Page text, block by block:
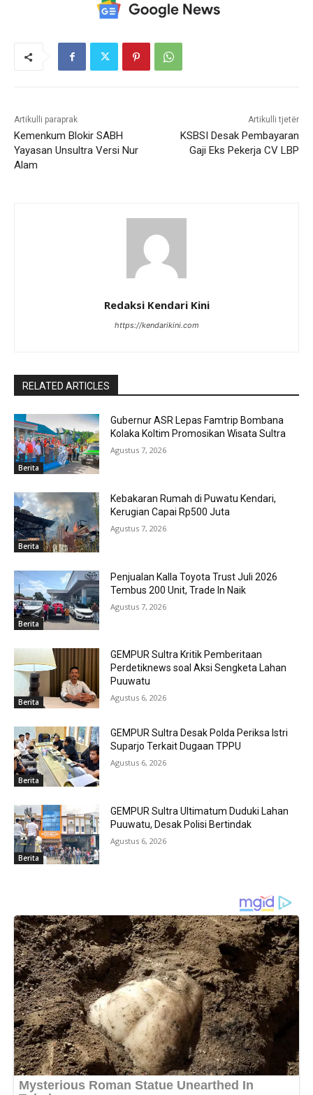
Artikulli paraprak
Kemenkum Blokir SABH
Yayasan Unsultra Versi Nur
Alam
Artikulli tjetër
KSBSI Desak Pembayaran
Gaji Eks Pekerja CV LBP
Redaksi Kendari Kini
https://kendarikini.com
RELATED ARTICLES
Berita
Gubernur ASR Lepas Famtrip Bombana
Kolaka Koltim Promosikan Wisata Sultra
Agustus 7, 2026
Berita
Kebakaran Rumah di Puwatu Kendari,
Kerugian Capai Rp500 Juta
Agustus 7, 2026
Berita
Penjualan Kalla Toyota Trust Juli 2026
Tembus 200 Unit, Trade In Naik
Agustus 7, 2026
Berita
GEMPUR Sultra Kritik Pemberitaan
Perdetiknews soal Aksi Sengketa Lahan
Puuwatu
Agustus 6, 2026
Berita
GEMPUR Sultra Desak Polda Periksa Istri
Suparjo Terkait Dugaan TPPU
Agustus 6, 2026
Berita
GEMPUR Sultra Ultimatum Duduki Lahan
Puuwatu, Desak Polisi Bertindak
Agustus 6, 2026